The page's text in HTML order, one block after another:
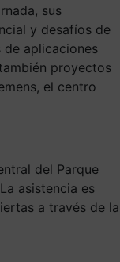
sus
y desafíos de
de aplicaciones
proyectos
el centro
del Parque
asistencia es
a través de la